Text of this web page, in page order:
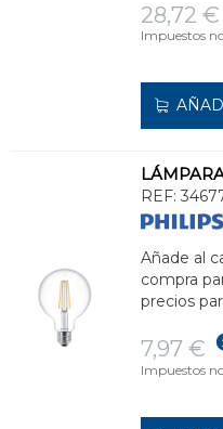
28,72 €
Impuestos
REF:
Añade al
compra
precios
7,97 €
Impuestos